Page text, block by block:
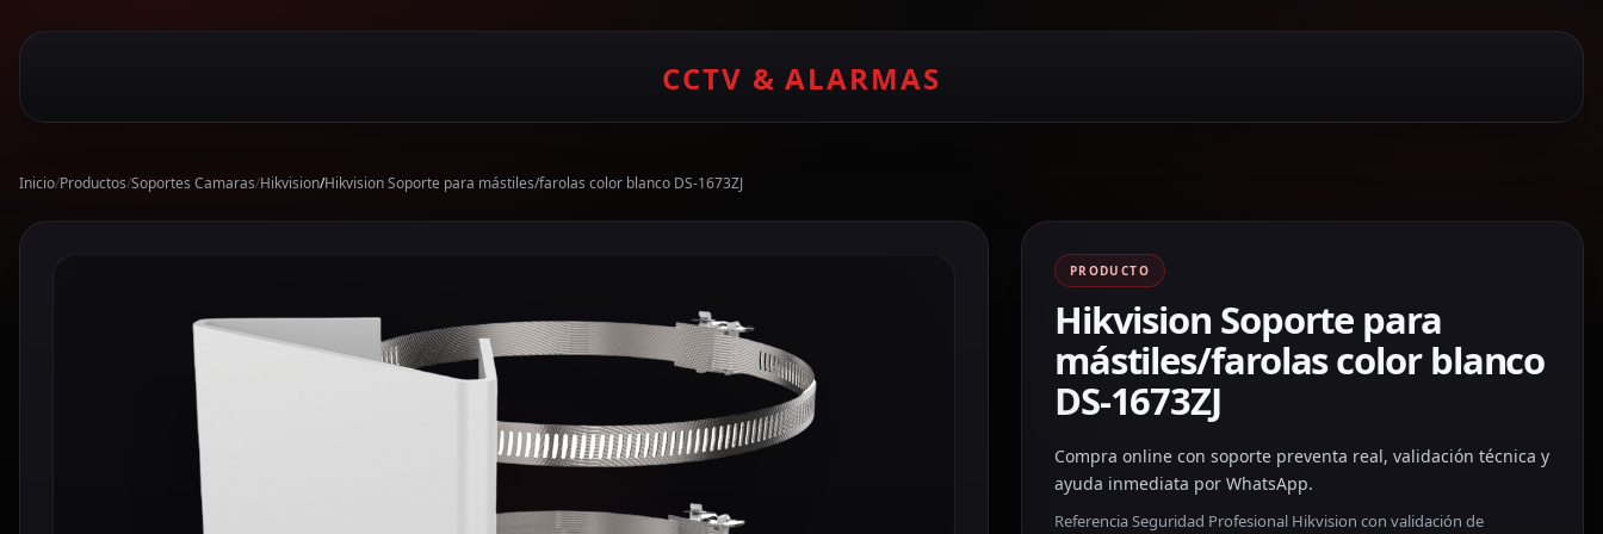
CCTV & ALARMAS
Inicio/Productos/Soportes Camaras/Hikvision/Hikvision Soporte para mástiles/farolas color blanco DS-1673ZJ
PRODUCTO
Hikvision Soporte para
mástiles/farolas color blanco
DS-1673ZJ
Compra online con soporte preventa real, validación técnica y
ayuda inmediata por WhatsApp.
Referencia Seguridad Profesional Hikvision con validación de